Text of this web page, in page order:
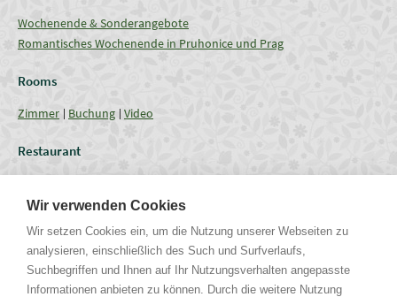
Wochenende & Sonderangebote
Romantisches Wochenende in Pruhonice und Prag
Rooms
Zimmer Buchung Video
Restaurant
Tagungsräume Fassungsgrössen
Technische Ausrüstung
Hochzeit & Feste Galerie
Wir verwenden Cookies
Wir setzen Cookies ein, um die Nutzung unserer Webseiten zu
analysieren, einschließlich des Such und Surfverlaufs,
Suchbegriffen und Ihnen auf Ihr Nutzungsverhalten angepasste
Informationen anbieten zu können. Durch die weitere Nutzung